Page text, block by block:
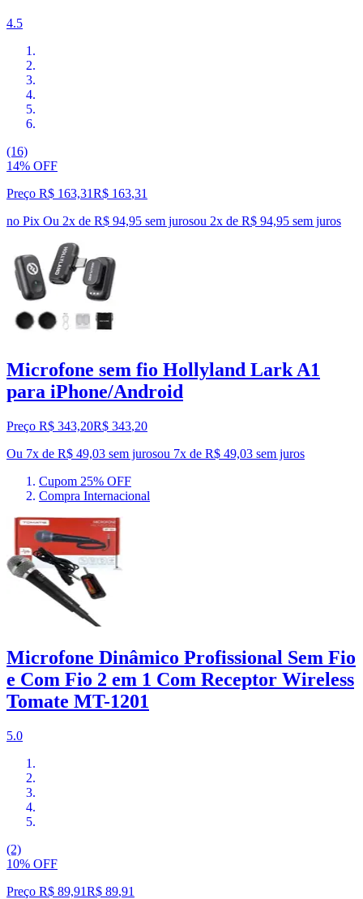
4.5
(16)
14% OFF
Preço R$ 163,31R$ 163,31
no Pix Ou 2x de R$ 94,95 sem jurosou 2x de R$ 94,95 sem juros
Microfone sem fio Hollyland Lark A1
para iPhone/Android
Preço R$ 343,20R$ 343,20
Ou 7x de R$ 49,03 sem jurosou 7x de R$ 49,03 sem juros
Cupom 25% OFF
Compra Internacional
Microfone Dinâmico Profissional Sem Fio
e Com Fio 2 em 1 Com Receptor Wireless
Tomate MT-1201
5.0
(2)
10% OFF
Preço R$ 89,91R$ 89,91